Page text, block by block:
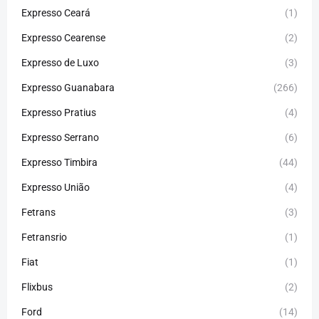
Expresso Ceará (1)
Expresso Cearense (2)
Expresso de Luxo (3)
Expresso Guanabara (266)
Expresso Pratius (4)
Expresso Serrano (6)
Expresso Timbira (44)
Expresso União (4)
Fetrans (3)
Fetransrio (1)
Fiat (1)
Flixbus (2)
Ford (14)